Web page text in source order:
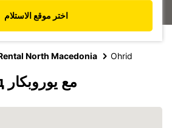
اختر موقع الاستلام
North Macedonia Ohrid
اكتشف Охрид مع يوروبكار